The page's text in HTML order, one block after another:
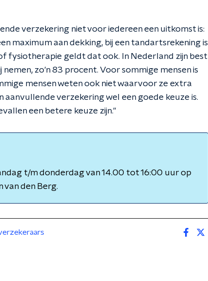
verzekering niet voor iedereen een uitkomst is:
maximum aan dekking, bij een tandartsrekening is
fysiotherapie geldt dat ook. In Nederland zijn best
zo'n 83 procent. Voor sommige mensen is
mensen weten ook niet waarvoor ze extra
aanvullende verzekering wel een goede keuze is.
een betere keuze zijn."
t/m donderdag van 14.00 tot 16:00 uur op
van den Berg.